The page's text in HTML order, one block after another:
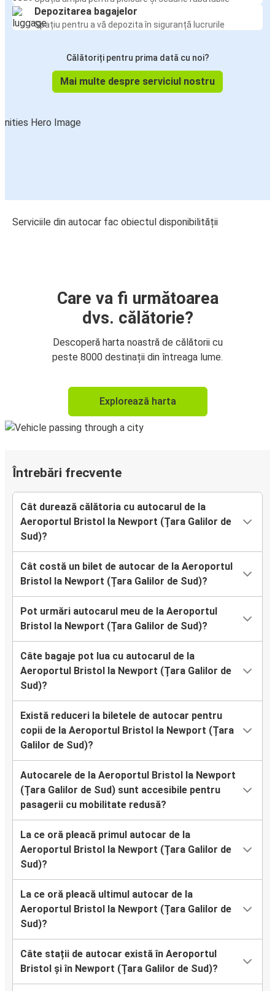
Depozitarea bagajelor
Spațiu pentru a vă depozita în siguranță lucrurile
Călătoriți pentru prima dată cu noi?
Mai multe despre serviciul nostru
Serviciile din autocar fac obiectul disponibilității
Care va fi următoarea
dvs. călătorie?
Descoperă harta noastră de călătorii cu
peste 8000 destinații din întreaga lume.
Explorează harta
Întrebări frecvente
Cât durează călătoria cu autocarul de la
Aeroportul Bristol la Newport (Țara Galilor de
Sud)?
Cât costă un bilet de autocar de la Aeroportul
Bristol la Newport (Țara Galilor de Sud)?
Pot urmări autocarul meu de la Aeroportul
Bristol la Newport (Țara Galilor de Sud)?
Câte bagaje pot lua cu autocarul de la
Aeroportul Bristol la Newport (Țara Galilor de
Sud)?
Există reduceri la biletele de autocar pentru
copii de la Aeroportul Bristol la Newport (Țara
Galilor de Sud)?
Autocarele de la Aeroportul Bristol la Newport
(Țara Galilor de Sud) sunt accesibile pentru
pasagerii cu mobilitate redusă?
La ce oră pleacă primul autocar de la
Aeroportul Bristol la Newport (Țara Galilor de
Sud)?
La ce oră pleacă ultimul autocar de la
Aeroportul Bristol la Newport (Țara Galilor de
Sud)?
Câte stații de autocar există în Aeroportul
Bristol și în Newport (Țara Galilor de Sud)?